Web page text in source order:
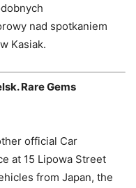
nad spotkaniem
Kasiak.
Rare Gems
official Car
at 15 Lipowa Street
from Japan, the